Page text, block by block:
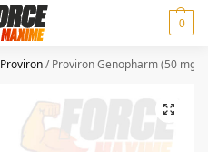
0
Proviron/Proviron Genopharm (50 mg)